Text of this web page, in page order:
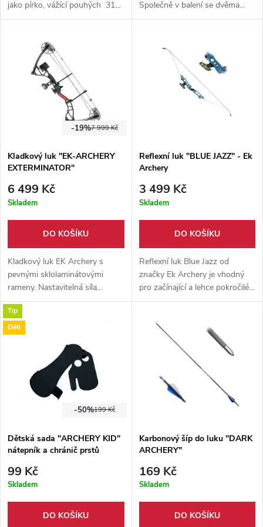
jako pírko, vážící pouhých 31
gramů. Letky zbarvené v
Společně v balení se dvěma
šípy, toulcem a chráničem,
Vhodný pro začínající střelce a
kluby. Síla nátahu 30 - 35 lb.
7 999 Kč
-19%
Kladkový luk "EK-ARCHERY
EXTERMINATOR"
6 499 Kč
Skladem
DO KOŠÍKU
Kladkový luk EK Archery s
pevnými sklolaminátovými
rameny. Nastavitelná síla
nátahu od 15 do 70 liber.
Základní výbava součástí balení.
Vhodné pro začátečníky i
Reflexní luk "BLUE JAZZ" - Ek
Archery
3 499 Kč
Skladem
DO KOŠÍKU
Reflexní luk Blue Jazz od
značky Ek Archery je vhodný
pro začínající a lehce pokročilé
střelce. Luk je vyroben z
hliníkové slitiny. Model pro
praváky s nátahem 30 lb.
Tip
Děti
199 Kč
-50%
Dětská sada "ARCHERY KID"
nátepník a chránič prstů
99 Kč
Skladem
DO KOŠÍKU
Karbonový šíp do luku "DARK
ARCHERY"
169 Kč
Skladem
DO KOŠÍKU